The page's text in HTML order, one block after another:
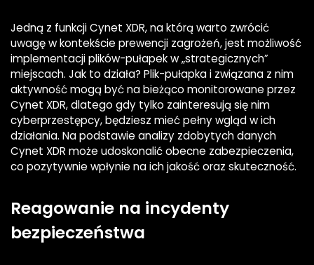
Jedną z funkcji Cynet XDR, na którą warto zwrócić
uwagę w kontekście prewencji zagrożeń, jest możliwość
implementacji plików-pułapek w „strategicznych”
miejscach. Jak to działa? Plik-pułapka i związana z nim
aktywność mogą być na bieżąco monitorowane przez
Cynet XDR, dlatego gdy tylko zainteresują się nim
cyberprzestępcy, będziesz mieć pełny wgląd w ich
działania. Na podstawie analizy zdobytych danych
Cynet XDR może udoskonalić obecne zabezpieczenia,
co pozytywnie wpłynie na ich jakość oraz skuteczność.
Reagowanie na incydenty
bezpieczeństwa